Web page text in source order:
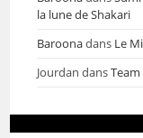
la lune de Shakari
Baroonadans Le
Jourdan dans